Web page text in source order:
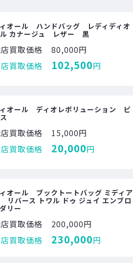
オール ハンドバッグ レディディオ
カナージュ レザー 黒
買取価格
80,000円
買取価格
102,500円
オール ディオレボリューション ピ
買取価格
15,000円
買取価格
20,000円
オール ブックトートバッグ ミディア
リバース トワル ドゥ ジュイ エンブロ
リー
買取価格
200,000円
買取価格
230,000円